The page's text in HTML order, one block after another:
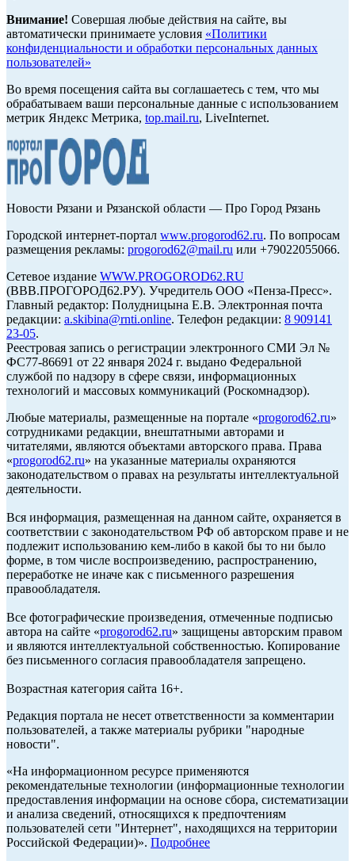
Внимание! Совершая любые действия на сайте, вы
автоматически принимаете условия «Политики
конфиденциальности и обработки персональных данных
пользователей»
Во время посещения сайта вы соглашаетесь с тем, что мы
обрабатываем ваши персональные данные с использованием
метрик Яндекс Метрика, top.mail.ru, LiveInternet.
Новости Рязани и Рязанской области — Про Город Рязань
Городской интернет-портал www.progorod62.ru. По вопросам
размещения рекламы: progorod62@mail.ru или +79022055066.
Сетевое издание WWW.PROGOROD62.RU
(ВВВ.ПРОГОРОД62.РУ). Учредитель ООО «Пенза-Пресс».
Главный редактор: Полудницына Е.В. Электронная почта
редакции: a.skibina@rnti.online. Телефон редакции: 8 909141
23-05.
Реестровая запись о регистрации электронного СМИ Эл №
ФС77-86691 от 22 января 2024 г. выдано Федеральной
службой по надзору в сфере связи, информационных
технологий и массовых коммуникаций (Роскомнадзор).
Любые материалы, размещенные на портале «progorod62.ru»
сотрудниками редакции, внештатными авторами и
читателями, являются объектами авторского права. Права
«progorod62.ru» на указанные материалы охраняются
законодательством о правах на результаты интеллектуальной
деятельности.
Вся информация, размещенная на данном сайте, охраняется в
соответствии с законодательством РФ об авторском праве и не
подлежит использованию кем-либо в какой бы то ни было
форме, в том числе воспроизведению, распространению,
переработке не иначе как с письменного разрешения
правообладателя.
Все фотографические произведения, отмеченные подписью
автора на сайте «progorod62.ru» защищены авторским правом
и являются интеллектуальной собственностью. Копирование
без письменного согласия правообладателя запрещено.
Возрастная категория сайта 16+.
Редакция портала не несет ответственности за комментарии
пользователей, а также материалы рубрики "народные
новости".
«На информационном ресурсе применяются
рекомендательные технологии (информационные технологии
предоставления информации на основе сбора, систематизации
и анализа сведений, относящихся к предпочтениям
пользователей сети "Интернет", находящихся на территории
Российской Федерации)». Подробнее